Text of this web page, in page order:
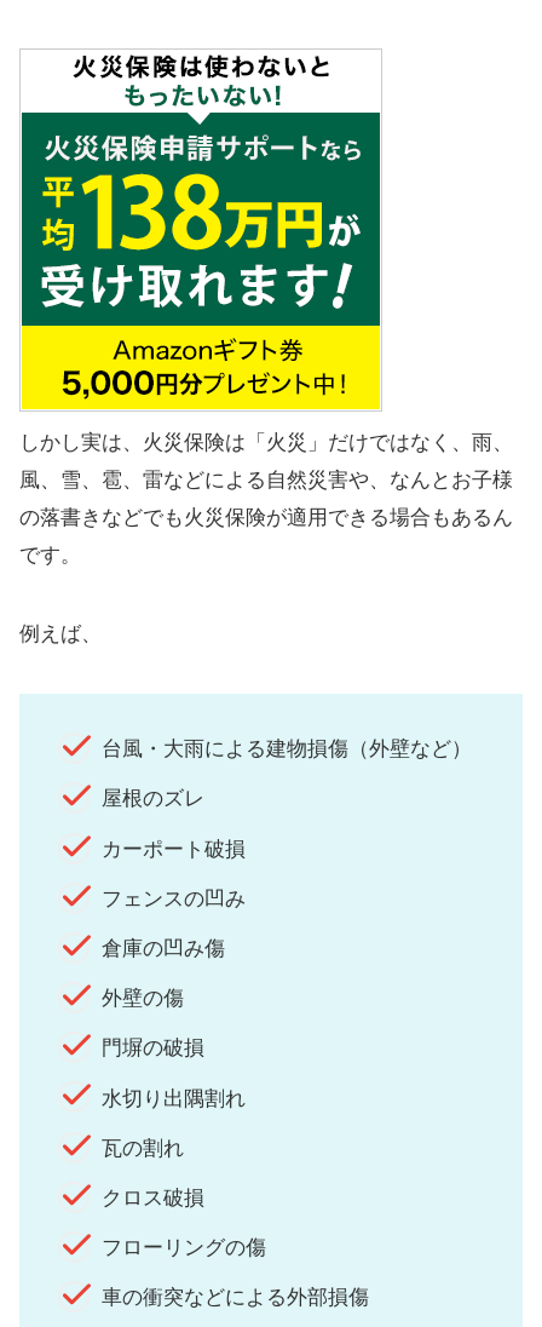
しかし実は、火災保険は「火災」だけではなく、雨、
風、雪、雹、雷などによる自然災害や、なんとお子様
の落書きなどでも火災保険が適用できる場合もあるん
です。
例えば、
台風・大雨による建物損傷（外壁など）
屋根のズレ
カーポート破損
フェンスの凹み
倉庫の凹み傷
外壁の傷
門塀の破損
水切り出隅割れ
瓦の割れ
クロス破損
フローリングの傷
車の衝突などによる外部損傷